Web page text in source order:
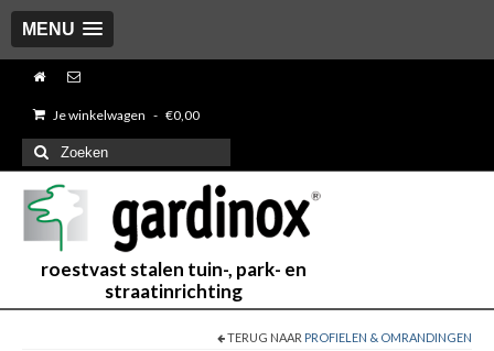
MENU
Je winkelwagen - €0,00
Zoeken
naar:
roestvast stalen tuin-, park- en
straatinrichting
TERUG NAAR PROFIELEN & OMRANDINGEN